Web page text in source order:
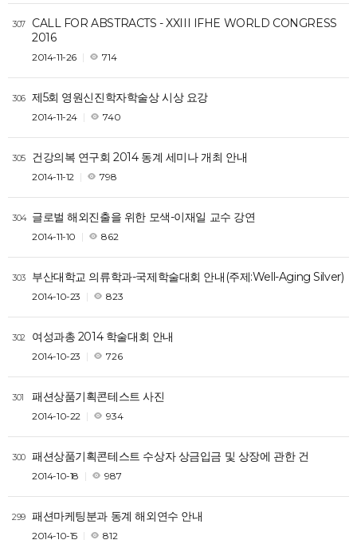
307
CALL FOR ABSTRACTS - XXIII IFHE WORLD CONGRESS
2016
2014-11-26 714
306 제5회 영원신진학자학술상 시상 요강
2014-11-24 740
305 건강의복 연구회 2014 동계 세미나 개최 안내
2014-11-12 798
304 글로벌 해외진출을 위한 모색-이재일 교수 강연
2014-11-10 862
303 부산대학교 의류학과-국제학술대회 안내(주제:Well-Aging Silver)
2014-10-23 823
302 여성과총 2014 학술대회 안내
2014-10-23 726
301 패션상품기획콘테스트 사진
2014-10-22 934
300 패션상품기획콘테스트 수상자 상금입금 및 상장에 관한 건
2014-10-18 987
299 패션마케팅분과 동계 해외연수 안내
2014-10-15 812